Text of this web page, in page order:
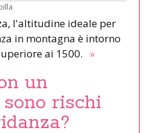
l'altitudine ideale per
in montagna è intorno
ai 1500. »
un
rischi